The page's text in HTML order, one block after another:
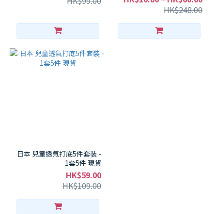
HK$248.00
日本 兒童透氣打底5件套裝 -
1套5件 現貨
HK$59.00
HK$109.00